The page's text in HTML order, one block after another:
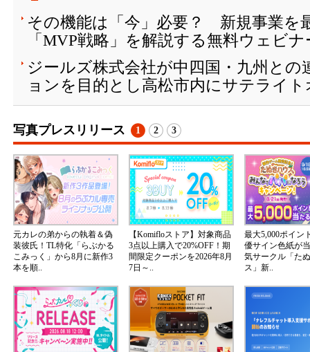
その機能は「今」必要？ 新規事業を
「MVP戦略」を解説する無料ウェビ
ジールズ株式会社が中四国・九州との
ョンを目的とし高松市内にサテライ
写真プレスリリース 1 2 3
元カレの弟からの執着＆偽
装彼氏！TL特化「らぶかる
こみっく」から8月に新作3
本を順..
【Komifloストア】対象商品
3点以上購入で20%OFF！期
間限定クーポンを2026年8月
7日～..
最大5,000ポイン
優サイン色紙が
気サークル「た
ス」新..